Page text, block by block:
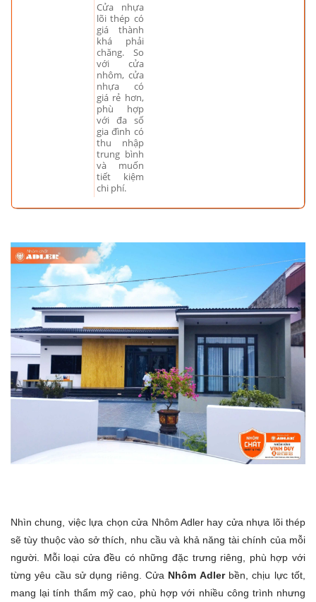
Cửa nhựa
lõi thép có
giá thành
khá phải
chăng. So
với cửa
nhôm, cửa
nhựa có
giá rẻ hơn,
phù hợp
với đa số
gia đình có
thu nhập
trung bình
và muốn
tiết kiệm
chi phí.
Nhìn chung, việc lựa chọn cửa Nhôm Adler hay cửa nhựa lõi thép
sẽ tùy thuộc vào sở thích, nhu cầu và khả năng tài chính của mỗi
người. Mỗi loại cửa đều có những đặc trưng riêng, phù hợp với
từng yêu cầu sử dụng riêng. Cửa Nhôm Adlerbền, chịu lực tốt,
mang lại tính thẩm mỹ cao, phù hợp với nhiều công trình nhưng